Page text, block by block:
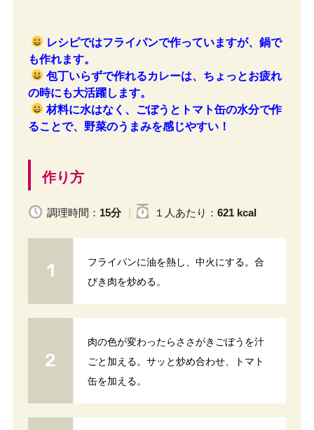
レシピではフライパンで作っていますが、鍋で
も作れます。
包丁いらずで作れるカレーは、ちょっとお疲れ
の時にも大活躍します。
材料に水はなく、ごぼうとトマト缶の水分で作
ることで、野菜のうまみを感じやすい！
作り方
調理時間： 15分 １人 あたり ： 621 kcal
フライパンに油を熱し、中火にする。合
びき肉を炒める。
肉の色が変わったらささがきごぼうを汁
ごと加える。サッと炒め合わせ、トマト
缶を加える。